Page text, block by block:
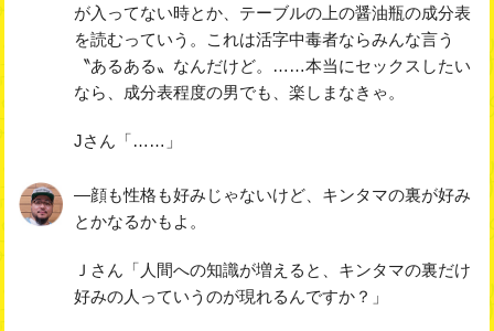
が入ってない時とか、テーブルの上の醤油瓶の成分表
を読むっていう。これは活字中毒者ならみんな言う
〝あるある〟なんだけど。……本当にセックスしたい
なら、成分表程度の男でも、楽しまなきゃ。
Jさん「……」
―顔も性格も好みじゃないけど、キンタマの裏が好み
とかなるかもよ。
Ｊさん「人間への知識が増えると、キンタマの裏だけ
好みの人っていうのが現れるんですか？」